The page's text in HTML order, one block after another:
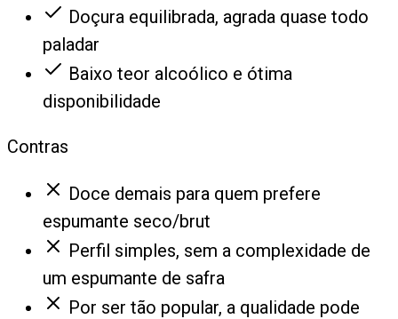
Doçura equilibrada, agrada quase todo
paladar
Baixo teor alcoólico e ótima
disponibilidade
Contras
Doce demais para quem prefere
espumante seco/brut
Perfil simples, sem a complexidade de
um espumante de safra
Por ser tão popular, a qualidade pode